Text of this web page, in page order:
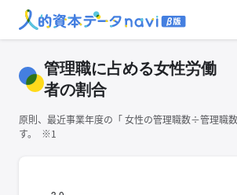
管理職に占める女性労働
者の割合
原則、最近事業年度の「 ⼥性の管理職数÷管理職
す。 ※1